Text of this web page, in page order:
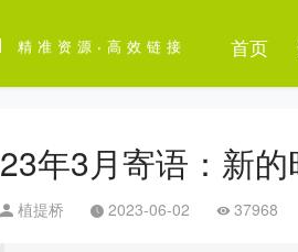
精准资源 · 高效链接 首页
23年3月寄语：新的
植提桥 2023-06-02 37968